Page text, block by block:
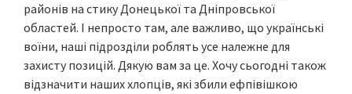
районів на стику Донецької та Дніпровської
областей. І непросто там, але важливо, що українські
воїни, наші підрозділи роблять усе належне для
захисту позицій. Дякую вам за це. Хочу сьогодні також
відзначити наших хлопців, які збили ефпівішкою